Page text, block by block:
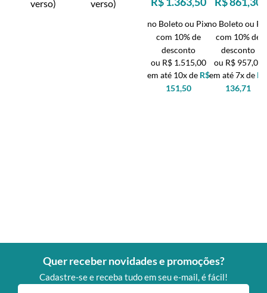
verso)
verso)
no Boleto ou Pix
com 10% de
desconto
R$ 1.515,00
10x de R$
151,50
no Boleto ou
com 10% de
desconto
R$ 957,00
7x de R$
136,71
Quer receber novidades e promoções?
Cadastre-se e receba tudo em seu e-mail, é fácil!